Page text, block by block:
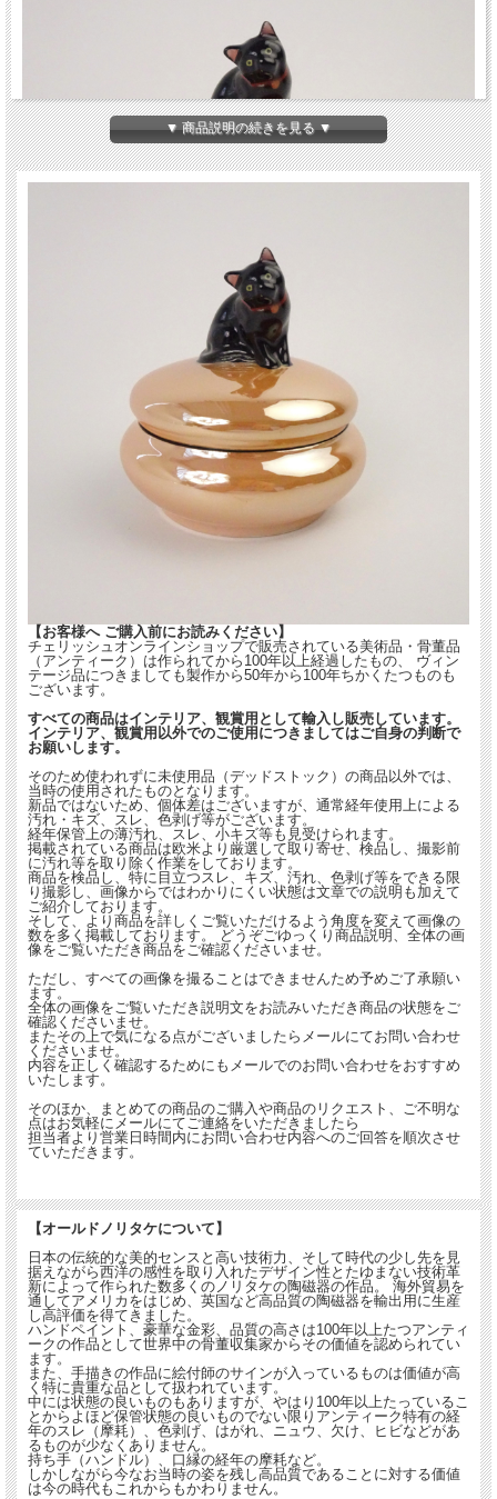
▼ 商品説明の続きを見る ▼
【お客様へ ご購入前にお読みください】
チェリッシュオンラインショップで販売されている美術品・骨董品
（アンティーク）は作られてから100年以上経過したもの、 ヴィン
テージ品につきましても製作から50年から100年ちかくたつものも
ございます。
すべての商品はインテリア、観賞用として輸入し販売しています。
インテリア、観賞用以外でのご使用につきましてはご自身の判断で
お願いします。
そのため使われずに未使用品（デッドストック）の商品以外では、
当時の使用されたものとなります。
新品ではないため、個体差はございますが、通常経年使用上による
汚れ・キズ、スレ、色剥げ等がございます。
経年保管上の薄汚れ、スレ、小キズ等も見受けられます。
掲載されている商品は欧米より厳選して取り寄せ、検品し、撮影前
に汚れ等を取り除く作業をしております。
商品を検品し、特に目立つスレ、キズ、汚れ、色剥げ等をできる限
り撮影し、画像からではわかりにくい状態は文章での説明も加えて
ご紹介しております。
そして、より商品を詳しくご覧いただけるよう角度を変えて画像の
数を多く掲載しております。 どうぞごゆっくり商品説明、全体の画
像をご覧いただき商品をご確認くださいませ。
ただし、すべての画像を撮ることはできませんため予めご了承願い
ます。
全体の画像をご覧いただき説明文をお読みいただき商品の状態をご
確認くださいませ。
またその上で気になる点がございましたらメールにてお問い合わせ
くださいませ。
内容を正しく確認するためにもメールでのお問い合わせをおすすめ
いたします。
そのほか、まとめての商品のご購入や商品のリクエスト、ご不明な
点はお気軽にメールにてご連絡をいただきましたら
担当者より営業日時間内にお問い合わせ内容へのご回答を順次させ
ていただきます。
【オールドノリタケについて】
日本の伝統的な美的センスと高い技術力、そして時代の少し先を見
据えながら西洋の感性を取り入れたデザイン性とたゆまない技術革
新によって作られた数多くのノリタケの陶磁器の作品。 海外貿易を
通してアメリカをはじめ、英国など高品質の陶磁器を輸出用に生産
し高評価を得てきました。
ハンドペイント、豪華な金彩、品質の高さは100年以上たつアンティ
ークの作品として世界中の骨董収集家からその価値を認められてい
ます。
また、手描きの作品に絵付師のサインが入っているものは価値が高
く特に貴重な品として扱われています。
中には状態の良いものもありますが、やはり100年以上たっているこ
とからよほど保管状態の良いものでない限りアンティーク特有の経
年のスレ（摩耗）、色剥げ、はがれ、ニュウ、欠け、ヒビなどがあ
るものが少なくありません。
持ち手（ハンドル）、口縁の経年の摩耗など。
しかしながら今なお当時の姿を残し高品質であることに対する価値
は今の時代もこれからもかわりません。